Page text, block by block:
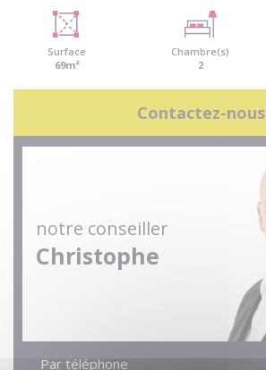
Surface
69m²
Chambre(s)
2
Contactez-nous
notre conseiller
Christophe
Par téléphone